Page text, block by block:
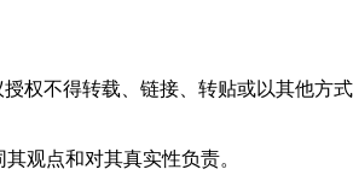
权不得转载、链接、转贴或以其他方
观点和对其真实性负责。